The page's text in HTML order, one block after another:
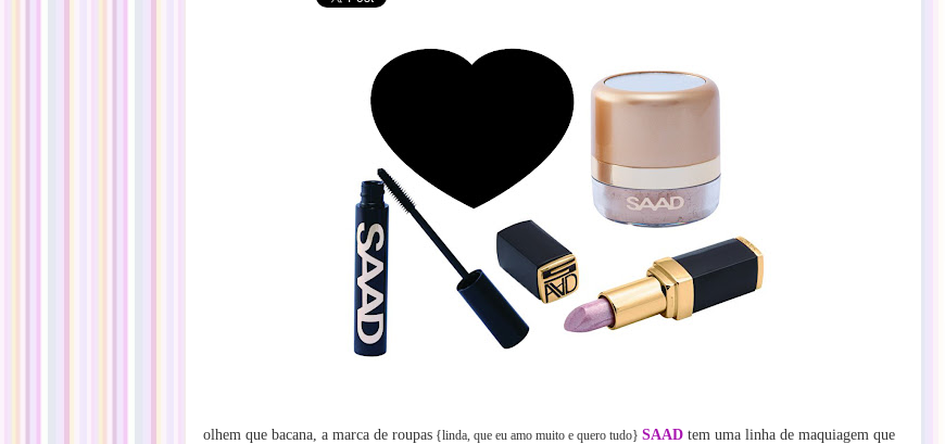
olhem que bacana, a marca de roupas {linda, que eu amo muito e quero tudo} SAAD tem uma linha de maquiagem que